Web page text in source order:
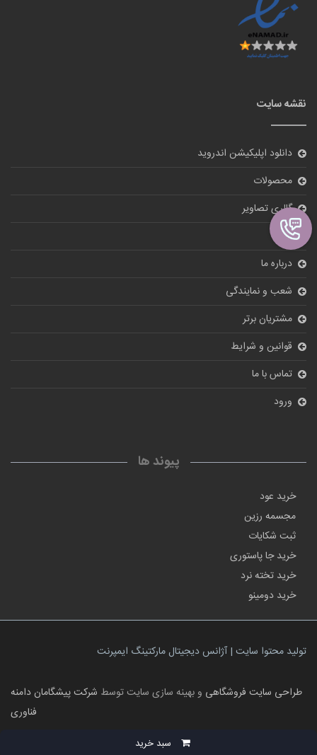
سبد خرید
نقشه سایت
دانلود اپلیکیشن اندروید
محصولات
گالری تصاویر
بلاگ
درباره ما
شعب و نمایندگی
مشتریان برتر
قوانین و شرایط
تماس با ما
ورود
پیوند ها
خرید عود
مجسمه رزین
ثبت شکایات
خرید جا پاستوری
خرید تخته نرد
خرید دومینو
تولید محتوا سایت | آژانس دیجیتال مارکتینگ ایمپرنت
طراحی سایت فروشگاهی و بهینه سازی سایت توسط شرکت پیشگامان دامنه
فناوری